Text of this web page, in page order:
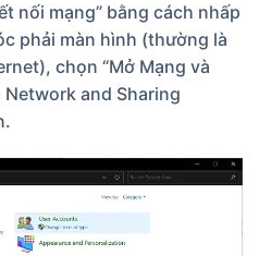
nối mạng” bằng cách nhấp
phải màn hình (thường là
chọn “Mở Mạng và
Network and Sharing